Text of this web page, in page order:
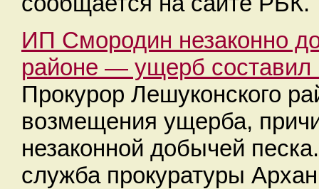
ИП Смородин незаконно
районе — ущерб составил
Прокурор Лешуконского
возмещения ущерба,
незаконной добычей
служба прокуратуры